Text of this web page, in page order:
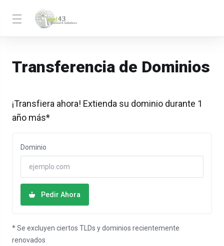
Transferencia de Dominios
¡Transfiera ahora! Extienda su dominio durante 1
año más*
Dominio
Pedir Ahora
* Se excluyen ciertos TLDs y dominios recientemente
renovados